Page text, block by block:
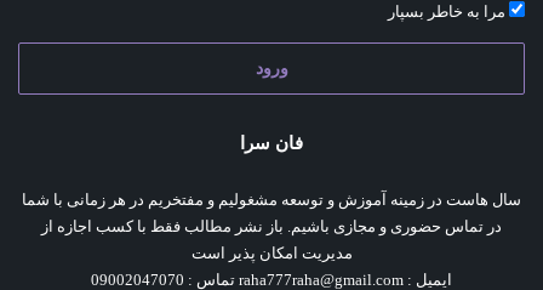
مرا به خاطر بسپار
ورود
فان سرا
سال هاست در زمینه آموزش و توسعه مشغولیم و مفتخریم در هر زمانی با شما
در تماس حضوری و مجازی باشیم. باز نشر مطالب فقط با کسب اجازه از
مدیریت امکان پذیر است
ایمیل : raha777raha@gmail.com تماس : 09002047070